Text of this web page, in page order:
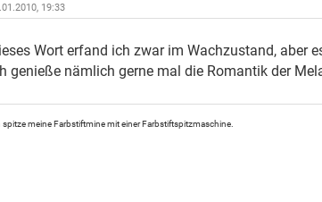
19:33
Wort erfand ich zwar im Wachzustand, aber
genieße nämlich gerne mal die Romantik der
spitze meine Farbstiftmine mit einer Farbstiftspitzmaschine.